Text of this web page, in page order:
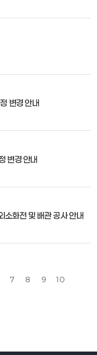
변경 안내
변경 안내
소화전 및 배관 공사 안내
7 8 9 10